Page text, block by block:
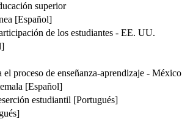
superior
[Español]
de los estudiantes - EE. UU.
proceso de enseñanza-aprendizaje - México
[Español]
estudiantil [Portugués]